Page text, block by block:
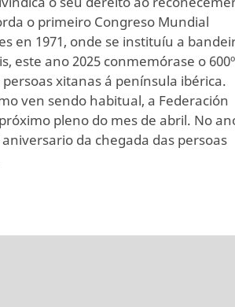
o primeiro Congreso Mundial
en 1971, onde se instituíu a
este ano 2025 conmemórase o 600º
xitanas á península ibérica.
ven sendo habitual, a Federación
pleno do mes de abril. No
da chegada das persoas